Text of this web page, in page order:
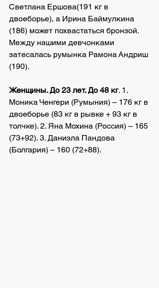
Светлана Ершова(191 кг в
двоеборье), а Ирина Баймулкина
(186) может похвастаться бронзой.
Между нашими девчонками
затесалась румынка Рамона Андриш
(190).
Женщины. До 23 лет. До 48 кг. 1.
Моника Ченгери (Румыния) – 176 кг в
двоеборье (83 кг в рывке + 93 кг в
толчке). 2. Яна Мохина (Россия) – 165
(73+92). 3. Даниэла Пандова
(Болгария) – 160 (72+88).